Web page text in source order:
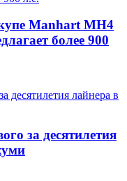
Manhart MH4
более 900
за десятилетия